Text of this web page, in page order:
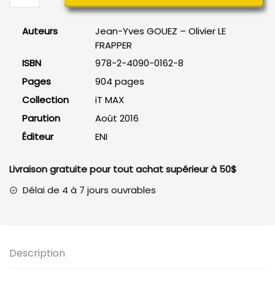
AutoCAD
Auteurs
Jean-Yves GOUEZ – Olivier LE
FRAPPER
ISBN
978-2-4090-0162-8
Pages
904 pages
Collection
iT MAX
Parution
Août 2016
Éditeur
ENI
Livraison gratuite pour tout achat supérieur à 50$
Délai de 4 à 7 jours ouvrables
Description